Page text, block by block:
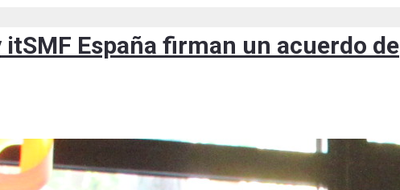
España firman un acuerdo de